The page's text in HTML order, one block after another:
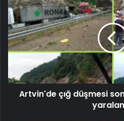
Artvin'de çığ düşmesi